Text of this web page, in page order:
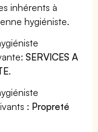
inhérents à
hygiéniste.
SERVICES A
.
: Propreté